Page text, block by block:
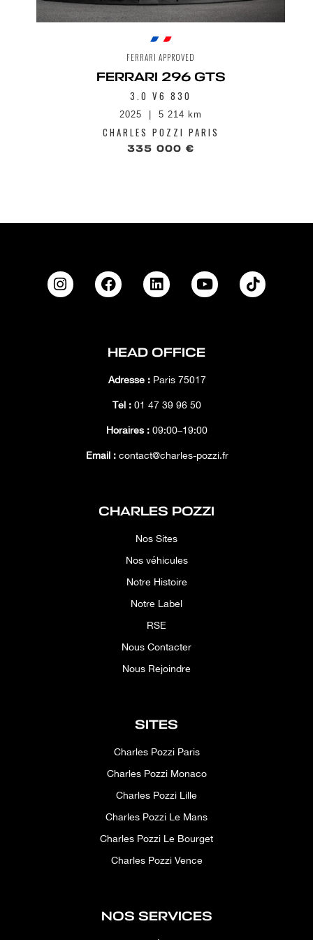
FERRARI APPROVED
FERRARI 296 GTS
3.0 V6 830
2025 5 214 km
CHARLES POZZI PARIS
335 000 €
HEAD OFFICE
Adresse :Paris 75017
Tél : 01 47 39 96 50
Horaires : 09:00–19:00
Email :contact@charles-pozzi.fr
CHARLES POZZI
Nos Sites
Nos véhicules
Notre Histoire
Notre Label
RSE
Nous Contacter
Nous Rejoindre
SITES
Charles Pozzi Paris
Charles Pozzi Monaco
Charles Pozzi Lille
Charles Pozzi Le Mans
Charles Pozzi Le Bourget
Charles Pozzi Vence
NOS SERVICES